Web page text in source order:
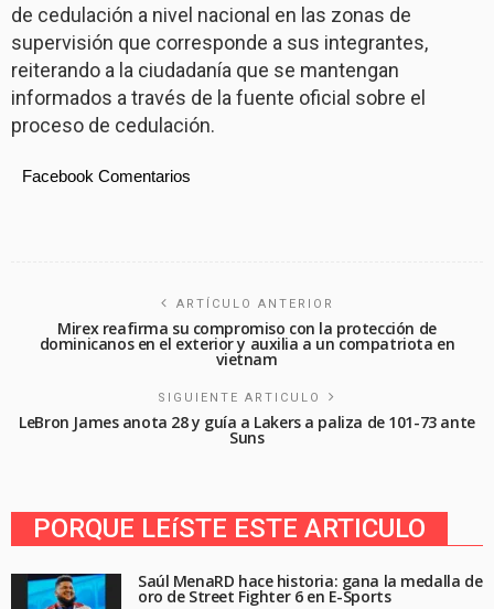
de cedulación a nivel nacional en las zonas de
supervisión que corresponde a sus integrantes,
reiterando a la ciudadanía que se mantengan
informados a través de la fuente oficial sobre el
proceso de cedulación.
Facebook Comentarios
ARTÍCULO ANTERIOR
Mirex reafirma su compromiso con la protección de
dominicanos en el exterior y auxilia a un compatriota en
vietnam
SIGUIENTE ARTICULO
LeBron James anota 28 y guía a Lakers a paliza de 101-73 ante
Suns
PORQUE LEíSTE ESTE ARTICULO
Saúl MenaRD hace historia: gana la medalla de
oro de Street Fighter 6 en E-Sports